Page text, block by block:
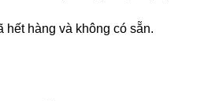
hết hàng và không có sẵn.